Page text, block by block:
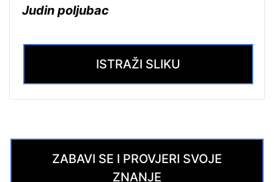
Judin poljubac
ISTRAŽI SLIKU
ZABAVI SE I PROVJERI SVOJE
ZNANJE